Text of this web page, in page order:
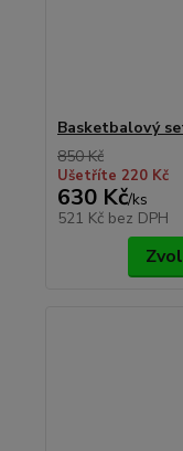
Basketbalový
850 Kč
Ušetříte 220 Kč
630 Kč/ks
521 Kč bez DPH